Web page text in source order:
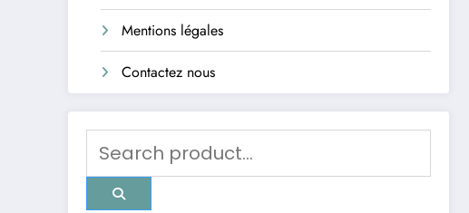
Mentions légales
Contactez nous